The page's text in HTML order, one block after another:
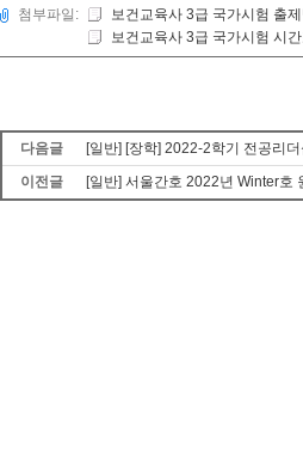
첨부파일:
보건교육사 3급 국가시험 출
보건교육사 3급 국가시험 시
다음글
[일반] [장학] 2022-2학기 전공리
이전글
[일반] 서울간호 2022년 Winter호